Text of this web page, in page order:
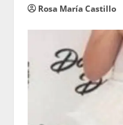
Rosa María Castillo